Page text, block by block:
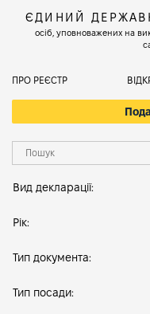
ЄДИНИЙ
осіб, уповноважених на
ПРО РЕЄСТР
Вид декларації:
Рік:
Тип документа:
Тип посади: